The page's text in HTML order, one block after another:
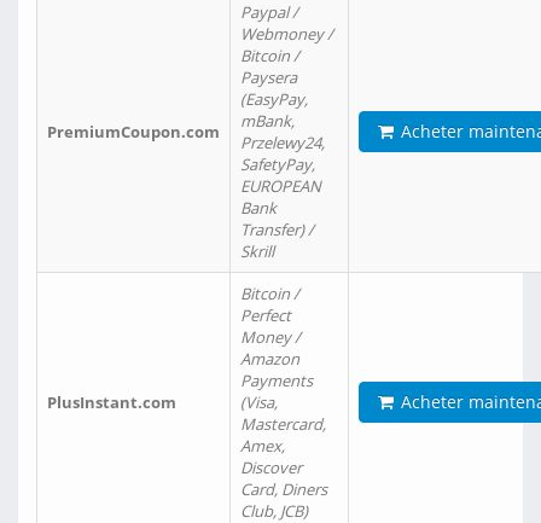
PremiumCoupon.com
Paypal /
Webmoney /
Bitcoin /
Paysera
(EasyPay,
mBank,
Przelewy24,
SafetyPay,
EUROPEAN
Bank
Transfer) /
Skrill
Acheter
PlusInstant.com
Bitcoin /
Perfect
Money /
Amazon
Payments
(Visa,
Mastercard,
Amex,
Discover
Card, Diners
Club, JCB)
Acheter